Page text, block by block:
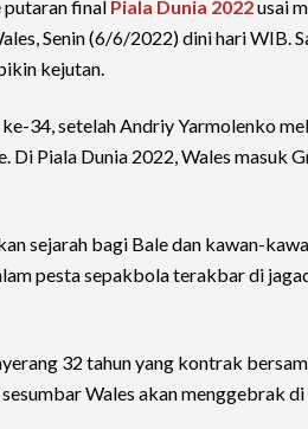
putaran final Piala Dunia 2022usai
Senin (6/6/2022) dini hari WIB.
kejutan.
34, setelah Andriy Yarmolenko
Di Piala Dunia 2022, Wales masuk
sejarah bagi Bale dan kawan-
pesta sepakbola terakbar di
32 tahun yang kontrak
Wales akan menggebrak